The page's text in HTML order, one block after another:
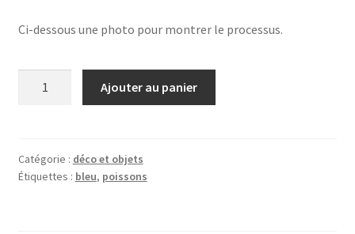
Ci-dessous une photo pour montrer le processus.
cloisonné
chinois
Ajouter au panier
Catégorie : déco et objets
Étiquettes : bleu, poissons